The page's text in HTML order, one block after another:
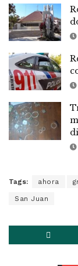
Tags: ahora
San Juan